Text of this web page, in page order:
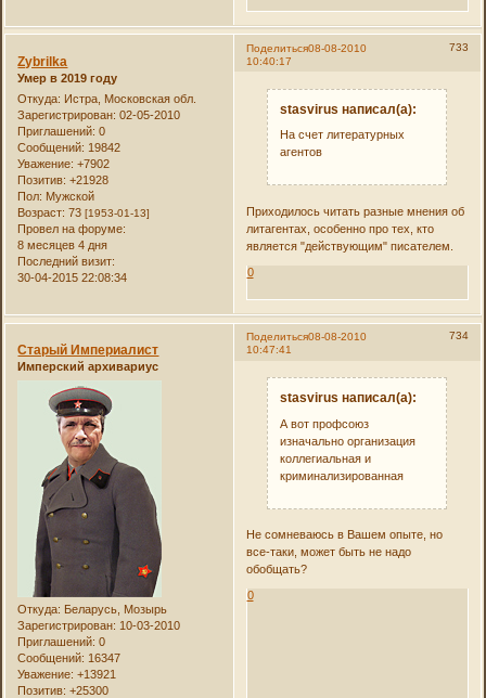
Поделиться 733
08-08-2010
10:40:17
Zybrilka
Умер в 2019 году
Откуда: Истра, Московская обл.
Зарегистрирован: 02-05-2010
Приглашений: 0
Сообщений: 19842
Уважение: +7902
Позитив: +21928
Пол: Мужской
Возраст: 73[1953-01-13]
Провел на форуме:
8 месяцев 4 дня
Последний визит:
30-04-2015 22:08:34
stasvirus написал(а):
На счет литературных
агентов
Приходилось читать разные мнения об
литагентах, особенно про тех, кто
является "действующим" писателем.
0
Поделиться 734
08-08-2010
10:47:41
Старый Империалист
Имперский архивариус
Откуда: Беларусь, Мозырь
Зарегистрирован: 10-03-2010
Приглашений: 0
Сообщений: 16347
Уважение: +13921
Позитив: +25300
stasvirus написал(а):
А вот профсоюз
изначально организация
коллегиальная и
криминализированная
Не сомневаюсь в Вашем опыте, но
все-таки, может быть не надо
обобщать?
0